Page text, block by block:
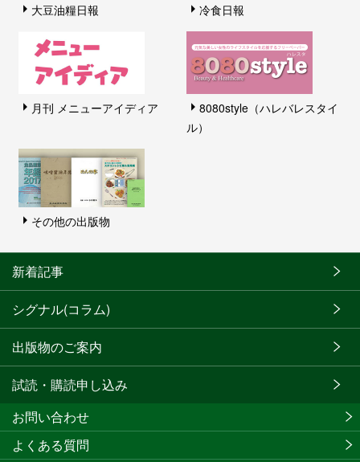
大豆油糧日報 冷食日報
月刊 メニューアイディア
8080style（ハレバレスタイ
ル）
その他の出版物
新着記事
シグナル(コラム)
出版物のご案内
試読・購読申し込み
お問い合わせ
よくある質問